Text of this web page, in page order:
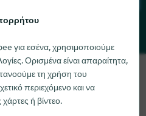
να βρούμε το Gelkamine24.de
πού μπορείτε να βρείτε το
πολύ αν μας ενημερώσετε.
για εσένα, χρησιμοποιούμε
Ορισμένα είναι απαραίτητα,
τη χρήση του
περιεχόμενο και να
ή βίντεο.